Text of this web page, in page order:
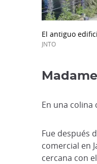
El antiguo
JNTO
En una colina
Fue después
comercial en
cercana con